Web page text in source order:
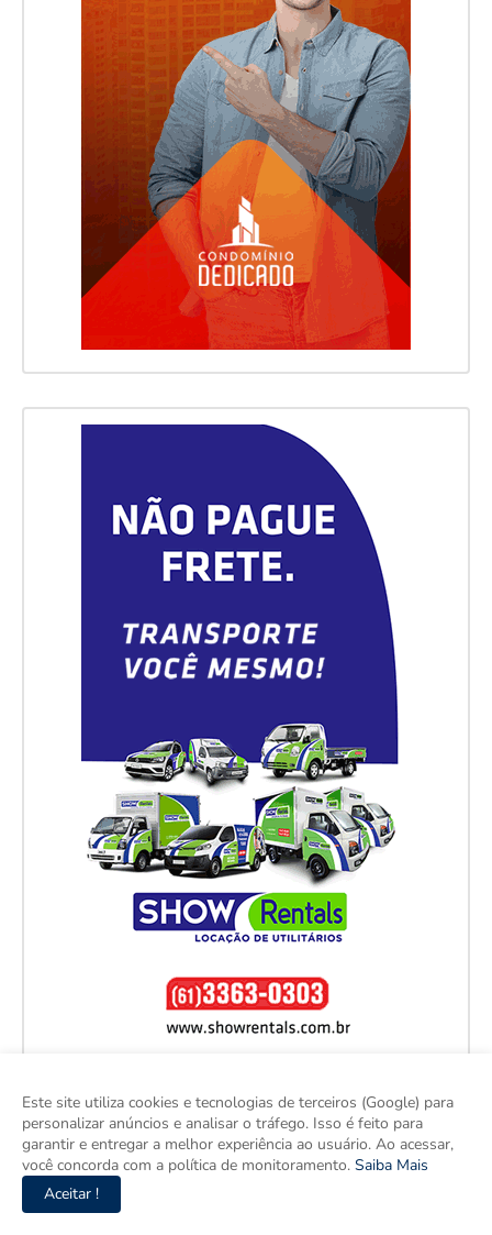
Este site utiliza cookies e tecnologias de terceiros (Google) para
personalizar anúncios e analisar o tráfego. Isso é feito para
garantir e entregar a melhor experiência ao usuário. Ao acessar,
você concorda com a política de monitoramento. Saiba Mais
Aceitar !